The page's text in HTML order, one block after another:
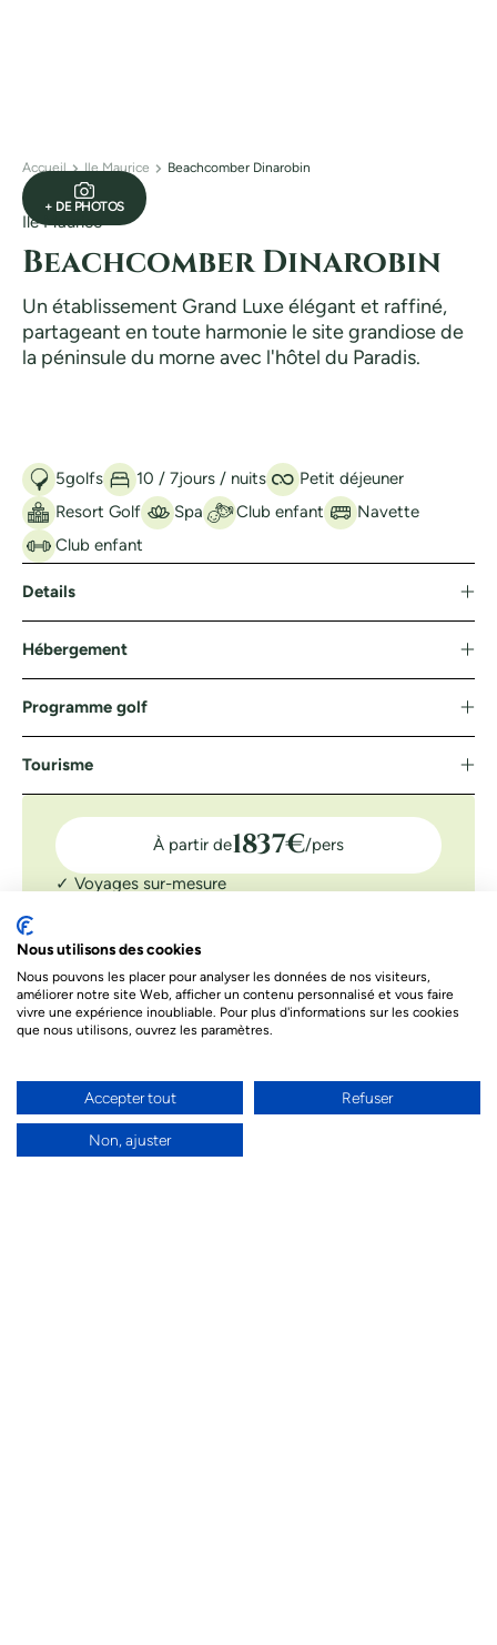
+ DE PHOTOS
Accueil Ile Maurice Beachcomber Dinarobin
Ile Maurice
Beachcomber Dinarobin
Un établissement Grand Luxe élégant et raffiné,
partageant en toute harmonie le site grandiose de
la péninsule du morne avec l'hôtel du Paradis.
5golfs 10 / 7jours / nuits
Petit déjeuner
Resort Golf
Spa Club enfant
Navette
Club enfant
Details
Hébergement
Programme golf
Tourisme
À partir de1837€/pers
✓ Voyages sur-mesure
✓ Confirmation tee-time
DEMANDER UN DEVIS
Le prix indiqué ci-dessous est à titre informatif. Les prix
dépendent de différents facteurs. Le prix final de votre séjour
Besoin d’un conseil par téléphone ?
Nos conseillers sont à votre écoute par téléphone
Nous utilisons des cookies
Nous pouvons les placer pour analyser les données de nos visiteurs,
améliorer notre site Web, afficher un contenu personnalisé et vous faire
vivre une expérience inoubliable. Pour plus d'informations sur les cookies
que nous utilisons, ouvrez les paramètres.
Accepter tout Refuser
Non, ajuster